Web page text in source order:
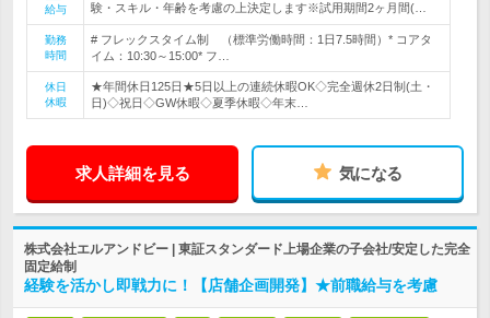
給与
験・スキル・年齢を考慮の上決定します※試用期間2ヶ月間(…
勤務
時間
# フレックスタイム制 （標準労働時間：1日7.5時間）* コアタ
イム：10:30～15:00* フ…
休日
休暇
★年間休日125日★5日以上の連続休暇OK◇完全週休2日制(土・
日)◇祝日◇GW休暇◇夏季休暇◇年末…
求人詳細を見る 気になる
株式会社エルアンドビー | 東証スタンダード上場企業の子会社/安定した完全
固定給制
経験を活かし即戦力に！【店舗企画開発】★前職給与を考慮